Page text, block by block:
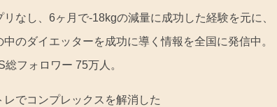
リなし、6ヶ月で-18kgの減量に成功した経験を元に、
中のダイエッターを成功に導く情報を全国に発信中。
総フォロワー 75万人。
レでコンプレックスを解消した